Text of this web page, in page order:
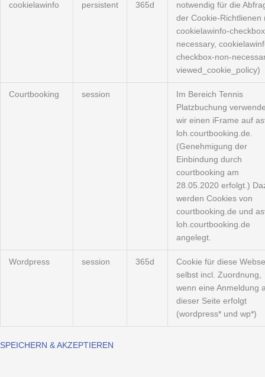
cookielawinfo persistent 365d
notwendig für die
der Cookie-Richtlienen
cookielawinfo-
necessary,
checkbox-non-
viewed_cookie_policy)
Courtbooking session
Im Bereich Tennis
Platzbuchung
wir einen iFrame auf
loh.courtbooking.de.
(Genehmigung der
Einbindung durch
courtbooking am
28.05.2020 erfolgt.)
werden Cookies von
courtbooking.de und
loh.courtbooking.de
angelegt.
Wordpress session 365d
Cookie für diese
selbst incl. Zuordnung,
wenn eine Anmeldung
dieser Seite erfolgt
(wordpress* und wp*)
SPEICHERN & AKZEPTIEREN